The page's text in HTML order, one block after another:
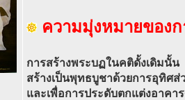
ความมุ่งหมายของก
การสร้างพระบฏในคติดั้งเดิมนั้น
สร้างเป็นพุทธบูชาด้วยการอุทิศ
และเพื่อการประดับตกแต่งอาคา